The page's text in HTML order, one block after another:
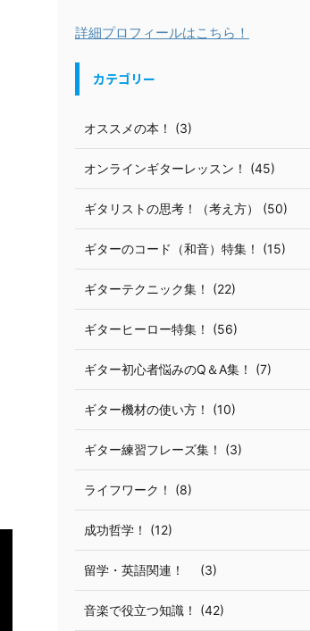
詳細プロフィールはこちら！
カテゴリー
オススメの本！ (3)
オンラインギターレッスン！ (45)
ギタリストの思考！（考え方） (50)
ギターのコード（和音）特集！ (15)
ギターテクニック集！ (22)
ギターヒーロー特集！ (56)
ギター初心者悩みのQ＆A集！ (7)
ギター機材の使い方！ (10)
ギター練習フレーズ集！ (3)
ライフワーク！ (8)
成功哲学！ (12)
留学・英語関連！ (3)
音楽で役立つ知識！ (42)